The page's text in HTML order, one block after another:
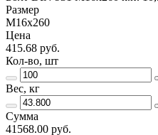
Размер
М16х260
Цена
415.68 руб.
Кол-во, шт
Вес, кг
Сумма
41568.00 руб.